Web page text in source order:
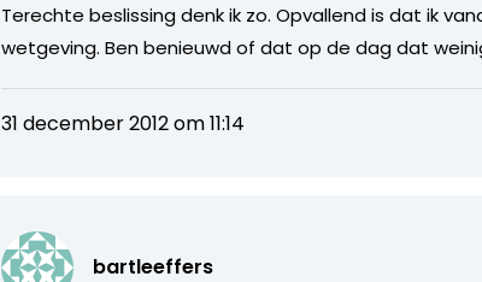
Terechte beslissing denk ik zo. Opvallend is dat ik
wetgeving. Ben benieuwd of dat op de dag dat
31 december 2012 om 11:14
bartleeffers